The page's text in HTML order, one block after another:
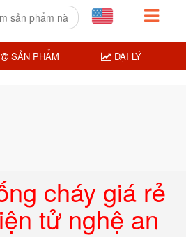
cháy giá rẻ
tử nghệ an
SẢN PHẨM ĐẠI LÝ